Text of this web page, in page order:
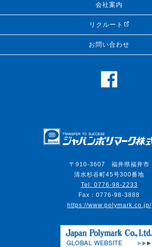
会社案内
リクルート
お問い合わせ
〒910-3607 福井県福井市
清水杉谷町45号300番地
Tel: 0776-98-2233
Fax：0776-98-3888
https://www.polymark.co.jp/